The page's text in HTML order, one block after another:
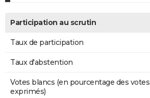
Participation au scrutin
Taux de participation
Taux d'abstention
Votes blancs (en pourcentage des votes
exprimés)